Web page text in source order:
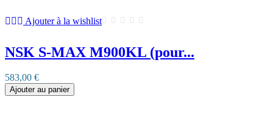
Ajouter à la wishlist
NSK S-MAX M900KL (pour...
583,00 €
Ajouter au panier